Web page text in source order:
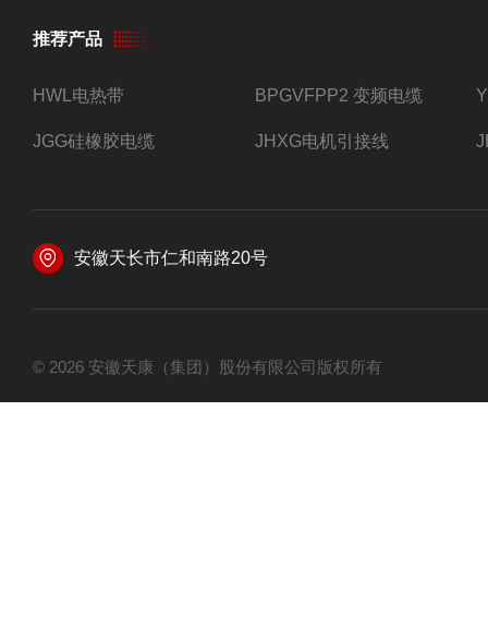
推荐产品
HWL电热带 BPGVFPP2 变频电缆
JGG硅橡胶电缆 JHXG电机引接线
安徽天长市仁和南路20号
© 2026 安徽天康（集团）股份有限公司版权所有